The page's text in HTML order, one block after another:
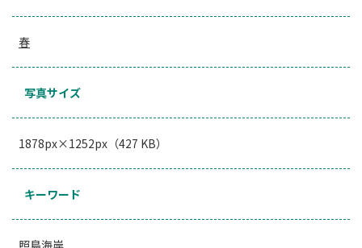
春
写真サイズ
1878px×1252px（427 KB）
キーワード
照島海岸